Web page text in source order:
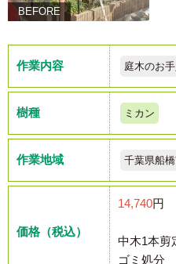
BEFORE
作業内容 庭木のお
樹種 ミカン
作業地域 千葉県船
価格（税込）
14,740円
中木1本剪
ゴミ処分